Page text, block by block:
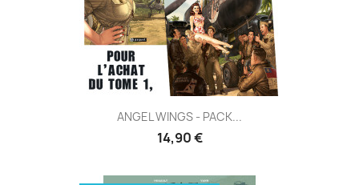
ANGEL WINGS - PACK...
14,90 €